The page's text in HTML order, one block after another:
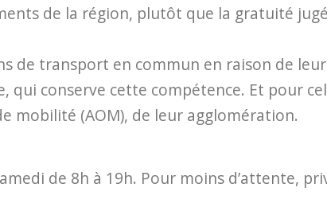
de la région, plutôt que la gratuité
de transport en commun en raison de leur
conserve cette compétence. Et pour
mobilité (AOM), de leur agglomération.
de 8h à 19h. Pour moins d’attente,